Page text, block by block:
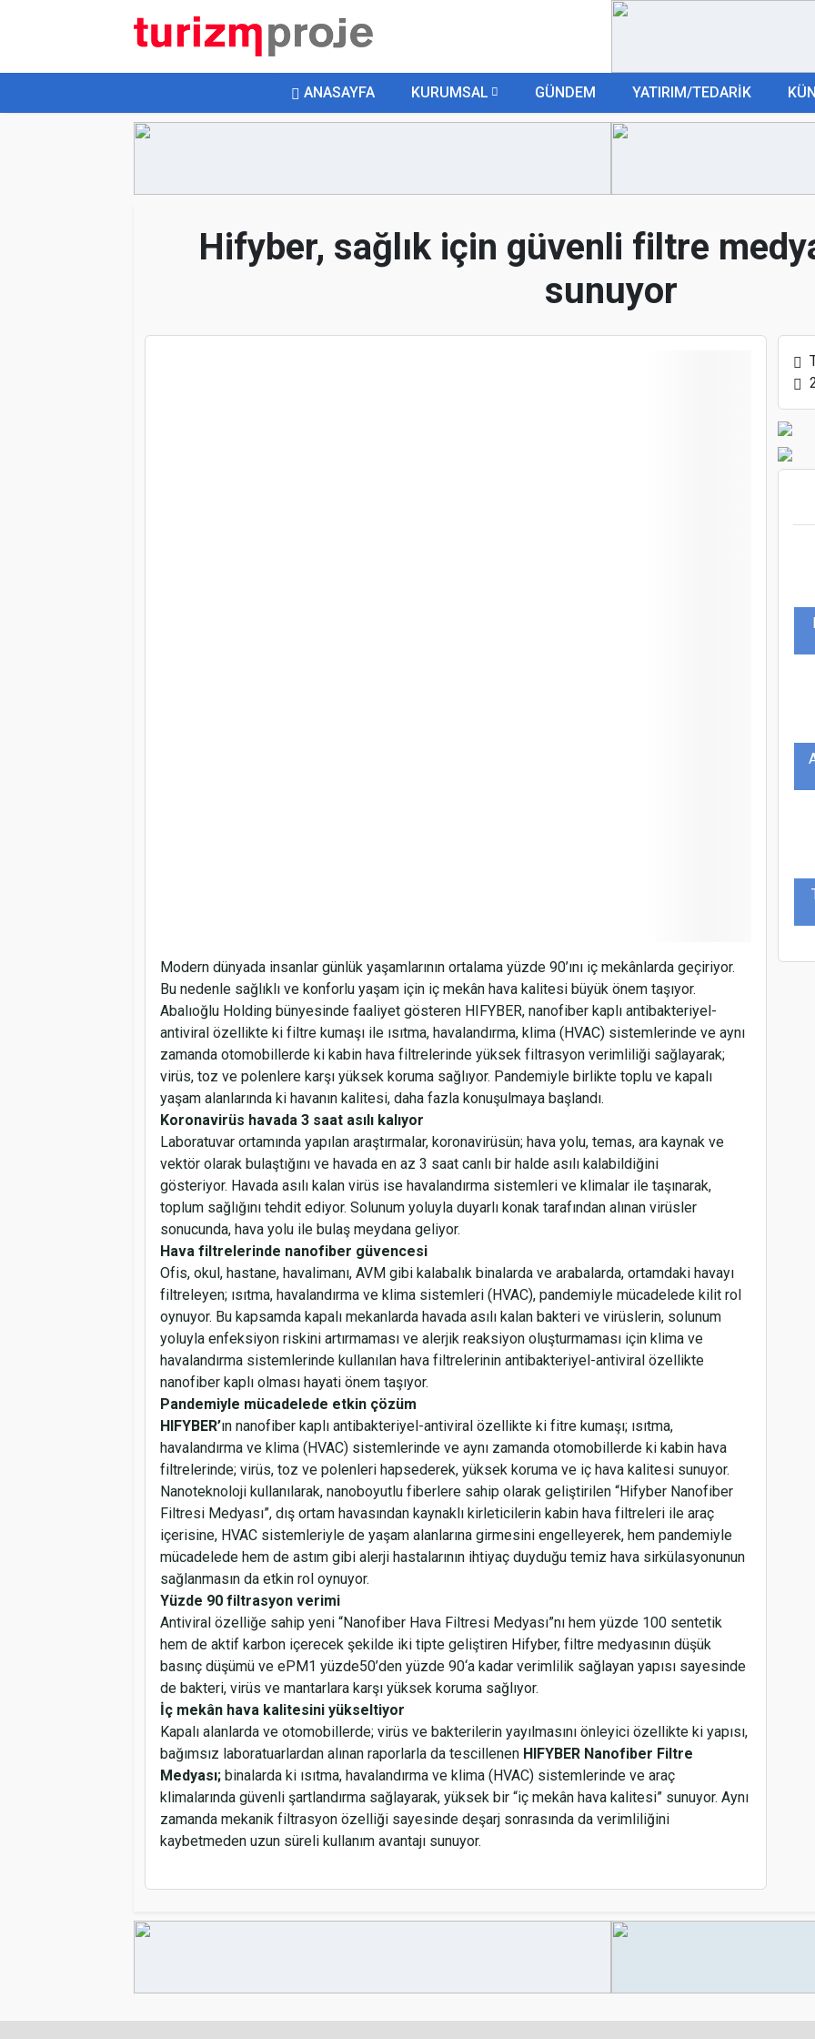
ANASAYFA KURUMSAL GÜNDEM YATIRIM/TEDARİK
Hifyber, sağlık için güvenli filtre
sunuyor
Modern dünyada insanlar günlük yaşamlarının ortalama yüzde 90’ını iç mekânlarda geçiriyor.
Bu nedenle sağlıklı ve konforlu yaşam için iç mekân hava kalitesi büyük önem taşıyor.
Abalıoğlu Holding bünyesinde faaliyet gösteren HIFYBER, nanofiber kaplı antibakteriyel-
antiviral özellikte ki filtre kumaşı ile ısıtma, havalandırma, klima (HVAC) sistemlerinde ve aynı
zamanda otomobillerde ki kabin hava filtrelerinde yüksek filtrasyon verimliliği sağlayarak;
virüs, toz ve polenlere karşı yüksek koruma sağlıyor. Pandemiyle birlikte toplu ve kapalı
yaşam alanlarında ki havanın kalitesi, daha fazla konuşulmaya başlandı.
Koronavirüs havada 3 saat asılı kalıyor
Laboratuvar ortamında yapılan araştırmalar, koronavirüsün; hava yolu, temas, ara kaynak ve
vektör olarak bulaştığını ve havada en az 3 saat canlı bir halde asılı kalabildiğini
gösteriyor. Havada asılı kalan virüs ise havalandırma sistemleri ve klimalar ile taşınarak,
toplum sağlığını tehdit ediyor. Solunum yoluyla duyarlı konak tarafından alınan virüsler
sonucunda, hava yolu ile bulaş meydana geliyor.
Hava filtrelerinde nanofiber güvencesi
Ofis, okul, hastane, havalimanı, AVM gibi kalabalık binalarda ve arabalarda, ortamdaki havayı
filtreleyen; ısıtma, havalandırma ve klima sistemleri (HVAC), pandemiyle mücadelede kilit rol
oynuyor. Bu kapsamda kapalı mekanlarda havada asılı kalan bakteri ve virüslerin, solunum
yoluyla enfeksiyon riskini artırmaması ve alerjik reaksiyon oluşturmaması için klima ve
havalandırma sistemlerinde kullanılan hava filtrelerinin antibakteriyel-antiviral özellikte
nanofiber kaplı olması hayati önem taşıyor.
Pandemiyle mücadelede etkin çözüm
HIFYBER’ın nanofiber kaplı antibakteriyel-antiviral özellikte ki fitre kumaşı; ısıtma,
havalandırma ve klima (HVAC) sistemlerinde ve aynı zamanda otomobillerde ki kabin hava
filtrelerinde; virüs, toz ve polenleri hapsederek, yüksek koruma ve iç hava kalitesi sunuyor.
Nanoteknoloji kullanılarak, nanoboyutlu fiberlere sahip olarak geliştirilen “Hifyber Nanofiber
Filtresi Medyası”, dış ortam havasından kaynaklı kirleticilerin kabin hava filtreleri ile araç
içerisine, HVAC sistemleriyle de yaşam alanlarına girmesini engelleyerek, hem pandemiyle
mücadelede hem de astım gibi alerji hastalarının ihtiyaç duyduğu temiz hava sirkülasyonunun
sağlanmasın da etkin rol oynuyor.
Yüzde 90 filtrasyon verimi
Antiviral özelliğe sahip yeni “Nanofiber Hava Filtresi Medyası”nı hem yüzde 100 sentetik
hem de aktif karbon içerecek şekilde iki tipte geliştiren Hifyber, filtre medyasının düşük
basınç düşümü ve ePM1 yüzde50’den yüzde 90‘a kadar verimlilik sağlayan yapısı sayesinde
de bakteri, virüs ve mantarlara karşı yüksek koruma sağlıyor.
İç mekân hava kalitesini yükseltiyor
Kapalı alanlarda ve otomobillerde; virüs ve bakterilerin yayılmasını önleyici özellikte ki yapısı,
bağımsız laboratuarlardan alınan raporlarla da tescillenen HIFYBER Nanofiber Filtre
Medyası; binalarda ki ısıtma, havalandırma ve klima (HVAC) sistemlerinde ve araç
klimalarında güvenli şartlandırma sağlayarak, yüksek bir “iç mekân hava kalitesi” sunuyor. Aynı
zamanda mekanik filtrasyon özelliği sayesinde deşarj sonrasında da verimliliğini
kaybetmeden uzun süreli kullanım avantajı sunuyor.